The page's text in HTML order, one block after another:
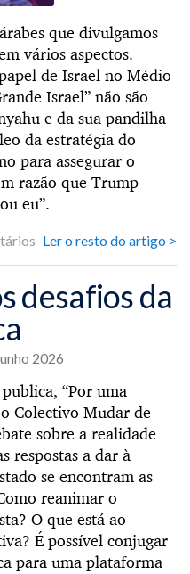
que divulgamos
vários aspectos.
de Israel no Médio
Israel” não são
e da sua pandilha
da estratégia do
para assegurar o
razão que Trump
eu”.
Ler o resto do artigo >
desafios da
2026
“Por uma
Colectivo Mudar de
sobre a realidade
respostas a dar à
se encontram as
reanimar o
O que está ao
É possível conjugar
para uma plataforma